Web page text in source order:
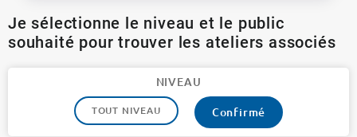
Je sélectionne le niveau et le public
souhaité pour trouver les ateliers associés
NIVEAU
TOUT NIVEAU Confirmé